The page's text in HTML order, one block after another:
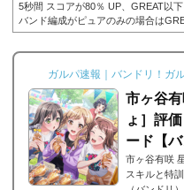
5秒間 スコアが80％ UP、GREAT以
バンド編成がピュアのみの場合は
ガルパ速報｜バンドリ！ガ
市ヶ谷
ょ］評
ード【バ
市ヶ谷有咲
スキルと特